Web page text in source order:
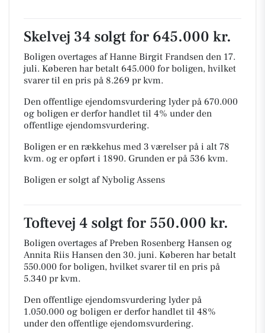
Skelvej 34 solgt for 645.000 kr.
Boligen overtages af Hanne Birgit Frandsen den 17.
juli. Køberen har betalt 645.000 for boligen, hvilket
svarer til en pris på 8.269 pr kvm.
Den offentlige ejendomsvurdering lyder på 670.000
og boligen er derfor handlet til 4% under den
offentlige ejendomsvurdering.
Boligen er en rækkehus med 3 værelser på i alt 78
kvm. og er opført i 1890. Grunden er på 536 kvm.
Boligen er solgt af Nybolig Assens
Toftevej 4 solgt for 550.000 kr.
Boligen overtages af Preben Rosenberg Hansen og
Annita Riis Hansen den 30. juni. Køberen har betalt
550.000 for boligen, hvilket svarer til en pris på
5.340 pr kvm.
Den offentlige ejendomsvurdering lyder på
1.050.000 og boligen er derfor handlet til 48%
under den offentlige ejendomsvurdering.